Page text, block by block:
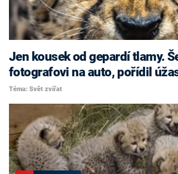
Jen kousek od gepardí tlamy.
fotografovi na auto, pořídil
Téma: Svět zvířat